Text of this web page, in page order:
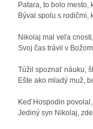
Patara, to bolo mesto,
Býval spolu s rodičmi,
Nikolaj mal veľa
Svoj čas trávil v
Túžil spoznať náuku,
Ešte ako mladý muž,
Keď Hospodin
Jediný syn Nikolaj,